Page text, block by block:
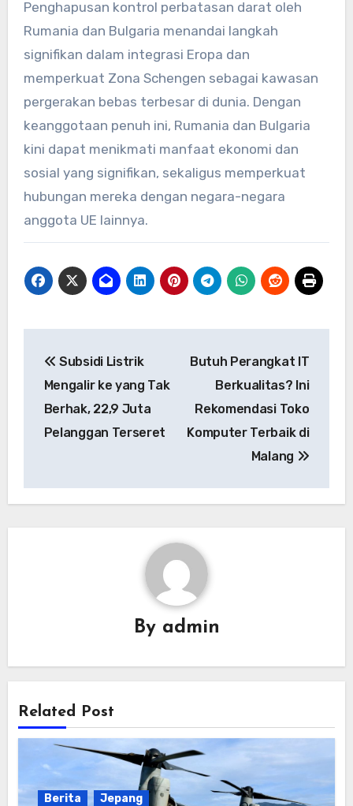
Penghapusan kontrol perbatasan darat oleh
Rumania dan Bulgaria menandai langkah
signifikan dalam integrasi Eropa dan
memperkuat Zona Schengen sebagai kawasan
pergerakan bebas terbesar di dunia. Dengan
keanggotaan penuh ini, Rumania dan Bulgaria
kini dapat menikmati manfaat ekonomi dan
sosial yang signifikan, sekaligus memperkuat
hubungan mereka dengan negara-negara
anggota UE lainnya.
pos
Subsidi Listrik
Mengalir ke yang Tak
Berhak, 22,9 Juta
Pelanggan Terseret
Butuh Perangkat IT
Berkualitas? Ini
Rekomendasi Toko
Komputer Terbaik di
Malang
By admin
Related Post
Berita Jepang